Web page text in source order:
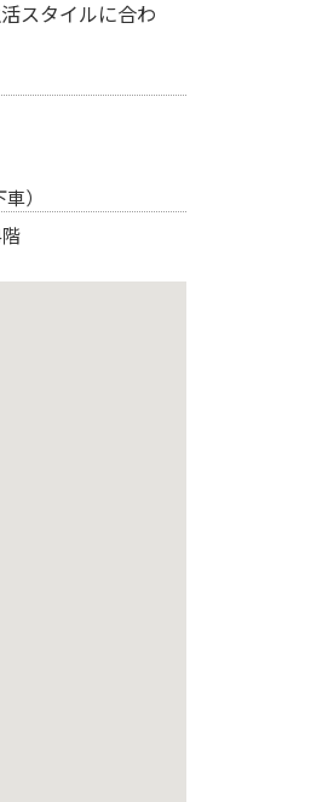
スタイルに合わ
）